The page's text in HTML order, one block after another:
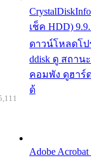
เช็ค HDD)
ดาวน์โหลดโป
ddisk ดู สถาน
คอมพัง ดูฮาร์ด
ด้
Adobe